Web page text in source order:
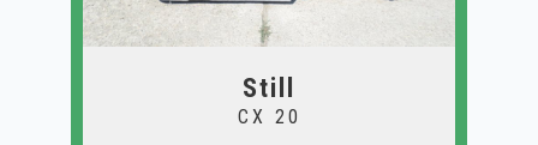
Still
CX 20